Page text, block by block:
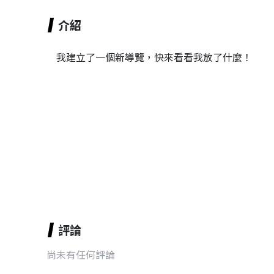
介紹
我建立了一個新導覽，快來看看我放了什麼！
評論
尚未有任何評論